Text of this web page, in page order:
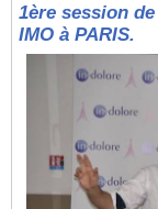
1ère session
IMO à PARIS.